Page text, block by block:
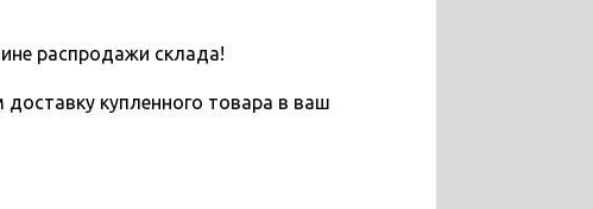
распродажи склада!
купленного товара в ваш